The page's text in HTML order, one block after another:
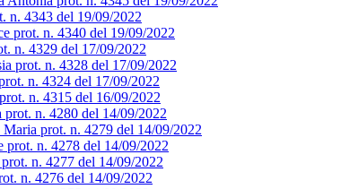
n. 4343 del 19/09/2022
prot. n. 4340 del 19/09/2022
n. 4329 del 17/09/2022
prot. n. 4328 del 17/09/2022
n. 4324 del 17/09/2022
n. 4315 del 16/09/2022
n. 4280 del 14/09/2022
prot. n. 4279 del 14/09/2022
n. 4278 del 14/09/2022
n. 4277 del 14/09/2022
n. 4276 del 14/09/2022